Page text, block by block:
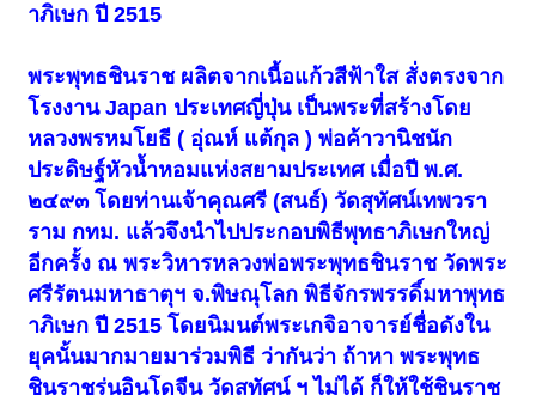
าภิเษก ปี 2515
พระพุทธชินราช ผลิตจากเนื้อแก้วสีฟ้าใส สั่งตรงจาก
โรงงาน Japan ประเทศญี่ปุ่น เป็นพระที่สร้างโดย
หลวงพรหมโยธี ( อุ่ณห์ แต้กุล ) พ่อค้าวานิชนัก
ประดิษฐ์หัวน้ำหอมแห่งสยามประเทศ เมื่อปี พ.ศ.
๒๔๙๓ โดยท่านเจ้าคุณศรี (สนธ์) วัดสุทัศน์เทพวรา
ราม กทม. แล้วจึงนำไปประกอบพิธีพุทธาภิเษกใหญ่
อีกครั้ง ณ พระวิหารหลวงพ่อพระพุทธชินราช วัดพระ
ศรีรัตนมหาธาตุฯ จ.พิษณุโลก พิธีจักรพรรดิ์มหาพุทธ
าภิเษก ปี 2515 โดยนิมนต์พระเกจิอาจารย์ชื่อดังใน
ยุคนั้นมากมายมาร่วมพิธี ว่ากันว่า ถ้าหา พระพุทธ
ชินราชรุ่นอินโดจีน วัดสุทัศน์ ฯ ไม่ได้ ก็ให้ใช้ชินราช